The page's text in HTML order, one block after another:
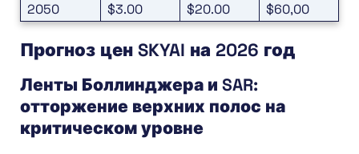
2050
$3.00 $20.00 $60,00
Прогноз цен SKYAI на 2026 год
Ленты Боллинджера и SAR:
отторжение верхних полос на
критическом уровне